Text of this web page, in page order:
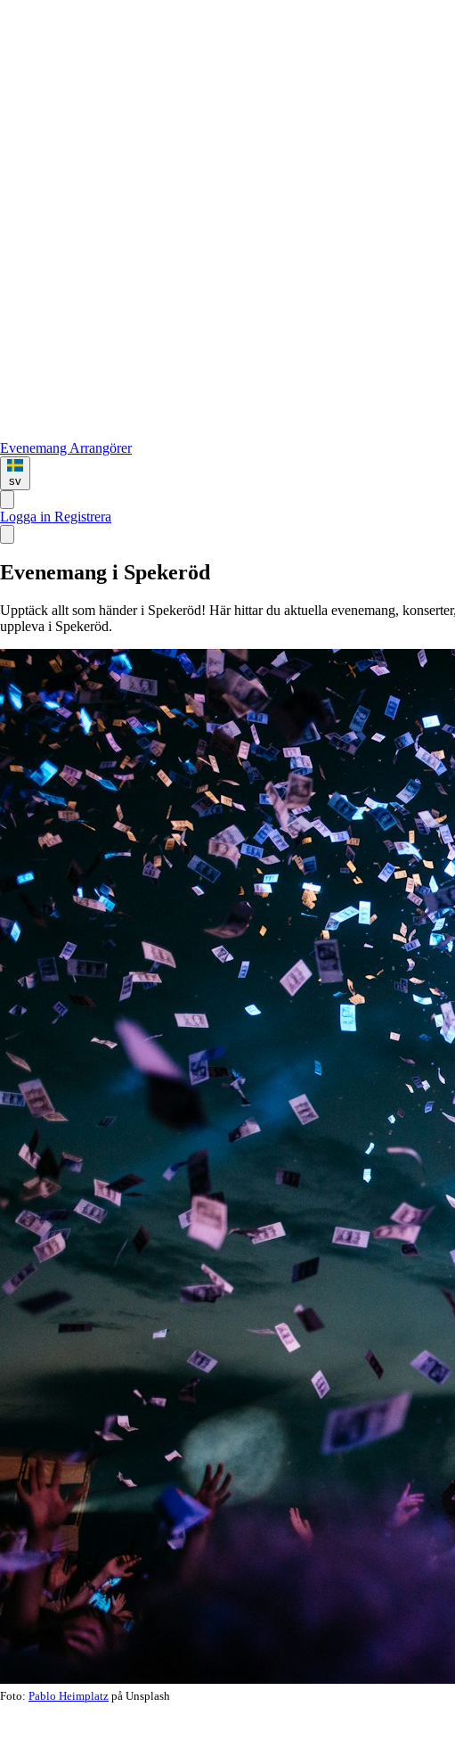
Evenemang Arrangörer
sv
Logga in Registrera
Evenemang i Spekeröd
Upptäck allt som händer i Spekeröd! Här hittar du aktuella evenemang,
uppleva i Spekeröd.
Foto: Pablo Heimplatz på Unsplash